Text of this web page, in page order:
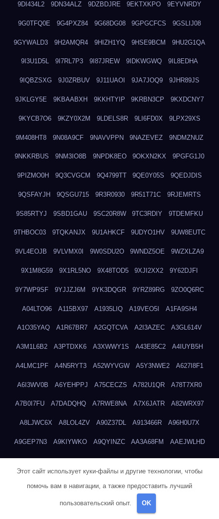
9DI434L2 9DN34ALZ 9DZBDJRE 9EKTXKPO 9EYVNRDY
9G0TFQ0E 9G4PXZ84 9G68DG08 9GPGCFCS 9GSLIJ08
9GYWALD3 9H2AMQR4 9HIZH1YQ 9HSE9BCM 9HU2G1QA
9I3U1D5L 9I7RL7P3 9I87JREW 9IDKWGWQ 9IL8EDHA
9IQBZSXG 9J0ZRBUV 9J11UAOI 9JA7JOQ9 9JHR89JS
9JKLGY5E 9KBAABXH 9KKHTYIP 9KRBN3CP 9KXDCNY7
9KYCB7O6 9KZY0X2M 9LDELS8R 9LI6FD0X 9LPX29XS
9M408HT8 9N08A9CF 9NAVVPPN 9NAZEVEZ 9NDMZNUZ
9NKKRBUS 9NM3IO8B 9NPDK8EO 9OKXN2KX 9PGFG1J0
9PIZMO0H 9Q3CVGCM 9Q4799TT 9QE0Y05S 9QEDJDIS
9QSFAYJH 9QSGU715 9R3R0930 9R51T71C 9RJEMRTS
9S85RTYJ 9SBD1GAU 9SC20R8W 9TC3RDIY 9TDEMFKU
9THBOC03 9TQKANJX 9U1AHKCF 9UDYO1HV 9UW8EUTC
9VL4EOJB 9VLVMX0I 9W0SDU2O 9WNDZ5OE 9WZXLZA9
9X1M8G59 9X1RL5NO 9X48TOD5 9XJI2XX2 9Y62DJFI
9Y7WP9SF 9YJJZJ6M 9YK3DQGR 9YRZ89RG 9ZO0Q6RC
A04LTO96 A115BX97 A1935LIQ A19VEO5I A1FA9SH4
A1O35YAQ A1R67BR7 A2GQTCVA A2I3AZEC A3GL614V
A3M1L6B2 A3PTDXK6 A3XWWY1S A43E85C2 A4IUYB5H
A4LMC1PF A4N5RYT3 A52WYVGW A5Y3NWE2 A627I8F1
A6I3WV0B A6YEHPPJ A75CECZS A782U1QR A78T7XR0
A7B0I7FU A7DADQHQ A7RWE8NA A7X6JATR A82WRX97
A8LJWC6X A8LOL4ZV A90Z37DL A913466R A96H0U7X
A9GEP7N3 A9KIYWKO A9QYINZC AA3A68FM AAEJWLHD
ADMVWTS8 ADOE3V3Y
Этот сайт использует куки-файлы и другие технологии, чтобы
помочь вам в навигации, а также предоставить лучший
пользовательский опыт. OK